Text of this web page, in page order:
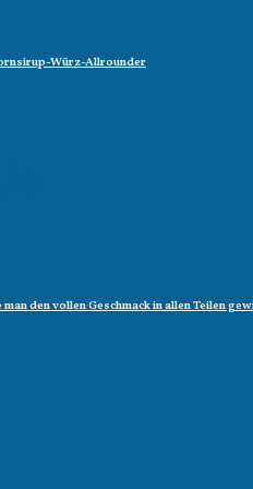
Würz-Allrounder
den vollen Geschmack in allen Teilen